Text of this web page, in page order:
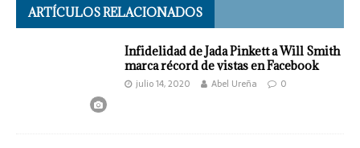
ARTÍCULOS RELACIONADOS
Infidelidad de Jada Pinkett a Will Smith
marca récord de vistas en Facebook
julio 14, 2020 Abel Ureña 0